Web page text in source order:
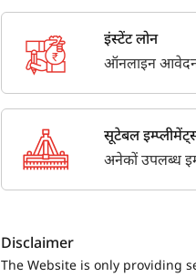
इंस्टेंट लोन
ऑनलाइन आवेदन
सूटेबल
अनेकों उपलब्ध
Disclaimer
The Website is only providing